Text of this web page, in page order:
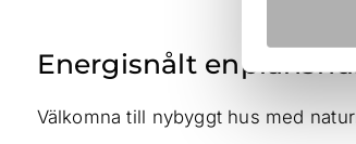
Energisnålt
Välkomna till nybyggt hus med